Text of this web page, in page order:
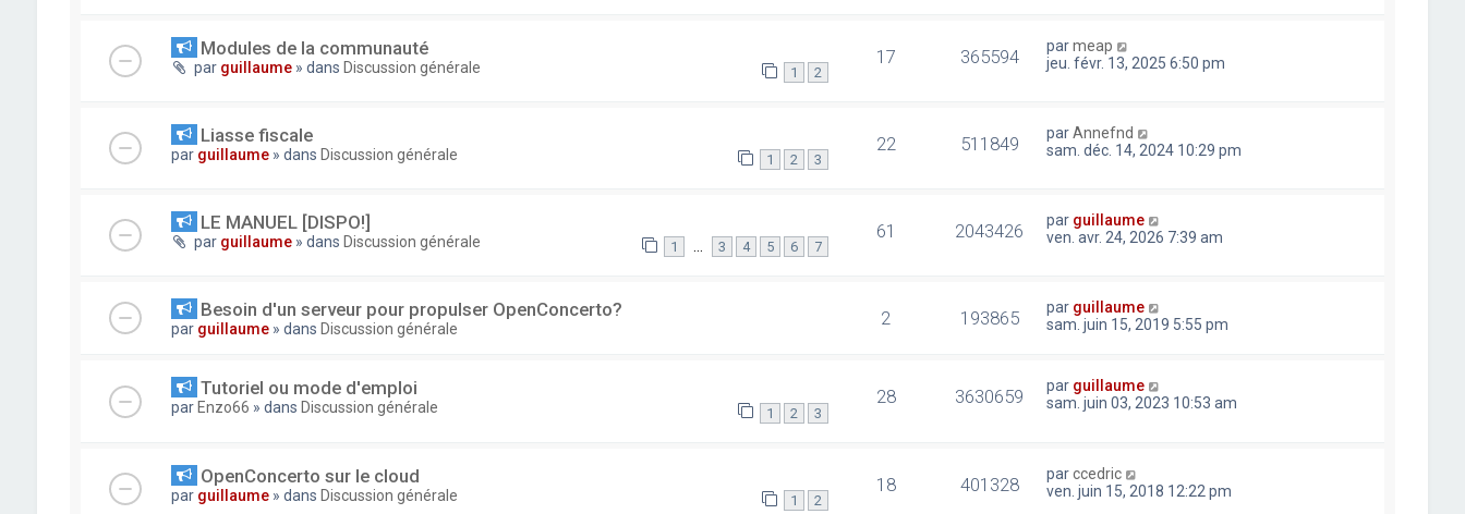
Modules de la communauté
par guillaume » dans Discussion générale 1 2
17 365594 parmeap
jeu. févr. 13, 2025 6:50 pm
Liasse fiscale
par guillaume » dans Discussion générale 1 2 3
22 511849 parAnnefnd
sam. déc. 14, 2024 10:29 pm
LE MANUEL [DISPO!]
par guillaume » dans Discussion générale 1 … 3 4 5 6 7
61 2043426 par guillaume
ven. avr. 24, 2026 7:39 am
Besoin d'un serveur pour propulser OpenConcerto?
par guillaume » dans Discussion générale 2 193865 par guillaume
sam. juin 15, 2019 5:55 pm
Tutoriel ou mode d'emploi
par Enzo66 » dans Discussion générale 1 2 3
28 3630659 par guillaume
sam. juin 03, 2023 10:53 am
OpenConcerto sur le cloud
par guillaume » dans Discussion générale 1 2
18 401328 parccedric
ven. juin 15, 2018 12:22 pm